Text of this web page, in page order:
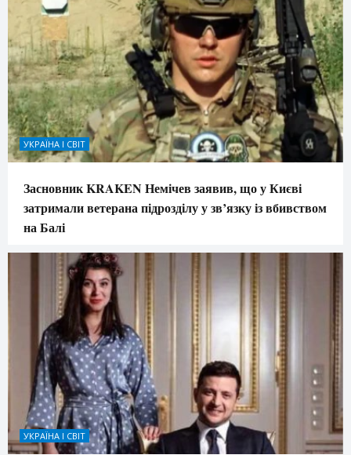
УКРАЇНА І СВІТ
Засновник KRAKEN Немічев заявив, що у Києві
затримали ветерана підрозділу у зв’язку із вбивством
на Балі
УКРАЇНА І СВІТ